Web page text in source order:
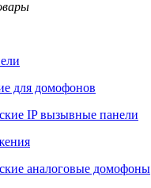
для домофонов
IP вызывные панели
аналоговые домофоны